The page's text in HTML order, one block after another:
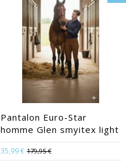
Pantalon Euro-Star
homme Glen smyitex light
35,99 € 179,95 €